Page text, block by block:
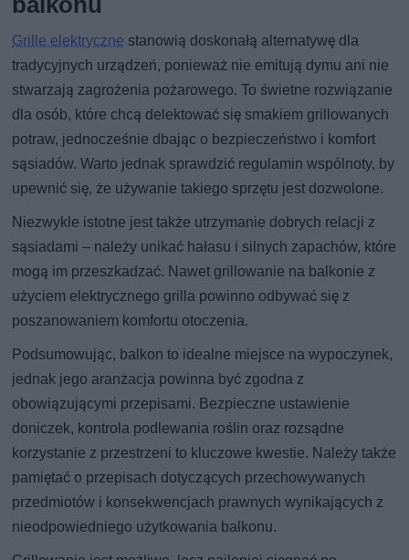
Grille elektryczne stanowią doskonałą alternatywę dla
tradycyjnych urządzeń, ponieważ nie emitują dymu ani nie
stwarzają zagrożenia pożarowego. To świetne rozwiązanie
dla osób, które chcą delektować się smakiem grillowanych
potraw, jednocześnie dbając o bezpieczeństwo i komfort
sąsiadów. Warto jednak sprawdzić regulamin wspólnoty, by
upewnić się, że używanie takiego sprzętu jest dozwolone.
Niezwykle istotne jest także utrzymanie dobrych relacji z
sąsiadami – należy unikać hałasu i silnych zapachów, które
mogą im przeszkadzać. Nawet grillowanie na balkonie z
użyciem elektrycznego grilla powinno odbywać się z
poszanowaniem komfortu otoczenia.
Podsumowując, balkon to idealne miejsce na wypoczynek,
jednak jego aranżacja powinna być zgodna z
obowiązującymi przepisami. Bezpieczne ustawienie
doniczek, kontrola podlewania roślin oraz rozsądne
korzystanie z przestrzeni to kluczowe kwestie. Należy także
pamiętać o przepisach dotyczących przechowywanych
przedmiotów i konsekwencjach prawnych wynikających z
nieodpowiedniego użytkowania balkonu.